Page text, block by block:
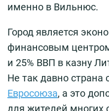
именно в Вильнюс.
Город является
финансовым
и 25% ВВП в казну
Не так давно страна
Евросоюза, а это
для жителей многих